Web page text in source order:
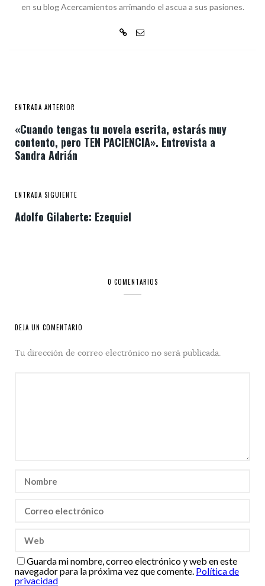
en su blog Acercamientos arrimando el ascua a sus pasiones.
ENTRADA ANTERIOR
«Cuando tengas tu novela escrita, estarás muy
contento, pero TEN PACIENCIA». Entrevista a
Sandra Adrián
ENTRADA SIGUIENTE
Adolfo Gilaberte: Ezequiel
0 COMENTARIOS
DEJA UN COMENTARIO
Tu dirección de correo electrónico no será publicada.
Guarda mi nombre, correo electrónico y web en este
navegador para la próxima vez que comente. Política de
privacidad